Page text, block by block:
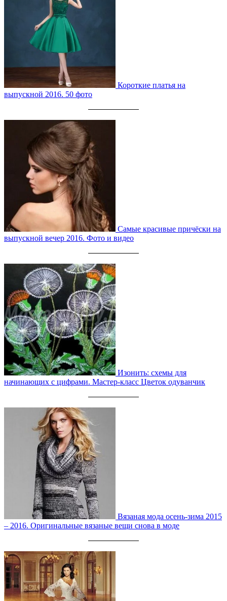
Короткие платья на
выпускной 2016. 50 фото
Самые красивые причёски на
выпускной вечер 2016. Фото и видео
Изонить: схемы для
начинающих с цифрами. Мастер-класс Цветок одуванчик
Вязаная мода осень-зима 2015
– 2016. Оригинальные вязаные вещи снова в моде